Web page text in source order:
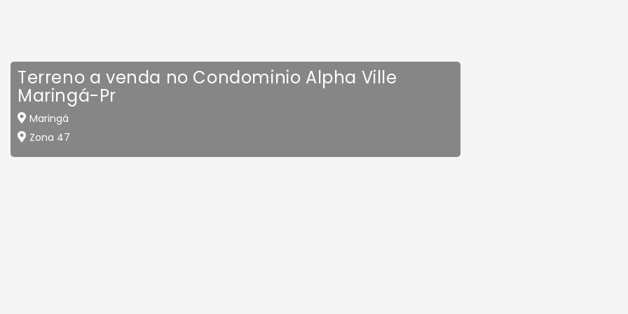
Terreno a venda no Condominio Alpha Ville
Maringá-Pr
Maringá
Zona 47